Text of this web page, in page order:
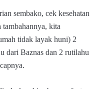
sembako, cek kesehatan
tambahannya, kita
tidak layak huni) 2
dari Baznas dan 2 rutilahu